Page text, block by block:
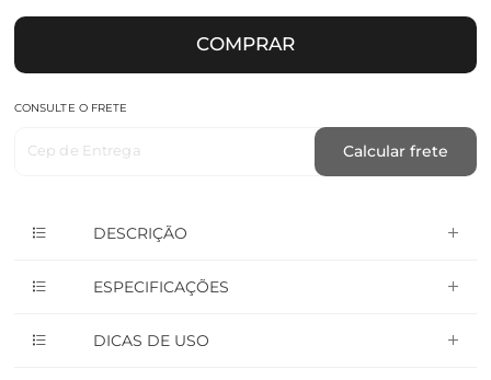
COMPRAR
CONSULTE O FRETE
Cep de Entrega Calcular frete
DESCRIÇÃO
ESPECIFICAÇÕES
DICAS DE USO